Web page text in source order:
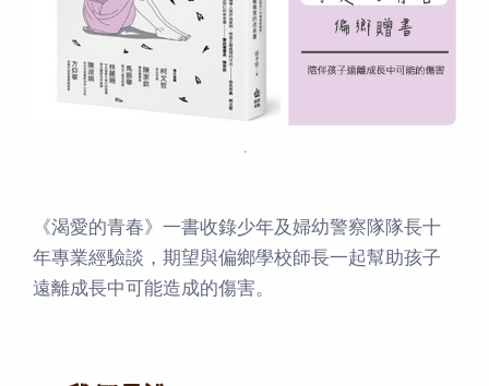
.
《渴愛的青春》一書收錄少年及婦幼警察隊隊長十
年專業經驗談，期望與偏鄉學校師長一起幫助孩子
遠離成長中可能造成的傷害。